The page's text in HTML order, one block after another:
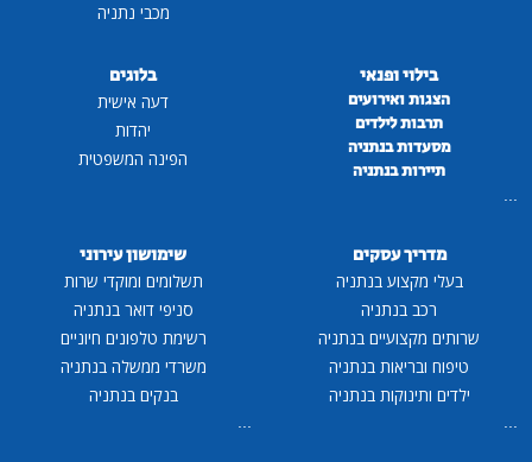
מכבי נתניה
בילוי ופנאי
הצגות ואירועים
תרבות לילדים
מסעדות בנתניה
תיירות בנתניה
...
בלוגים
דעה אישית
יהדות
הפינה המשפטית
מדריך עסקים
בעלי מקצוע בנתניה
רכב בנתניה
שרותים מקצועיים בנתניה
טיפוח ובריאות בנתניה
ילדים ותינוקות בנתניה
...
שימושון עירוני
תשלומים ומוקדי שרות
סניפי דואר בנתניה
רשימת טלפונים חיוניים
משרדי ממשלה בנתניה
בנקים בנתניה
...